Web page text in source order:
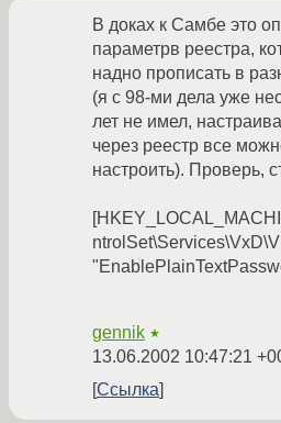
В доках к Самбе это
параметрв реестра,
надно прописать в
(я с 98-ми дела уже
лет не имел,
через реестр все
настроить). Проверь,
gennik ★
13.06.2002 10:47:21
Ссылка